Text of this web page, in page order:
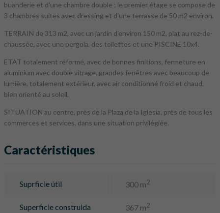
buanderie et d'une chambre double ; le premier étage se compose de
3 chambres suites avec dressing et d'une terrasse de 50 m2 environ.
TERRAIN de 313 m2, avec un jardin d'environ 150 m2, plat au rez-de-
chaussée, avec une pergola, des toilettes et une PISCINE 10x4.
ETAT totalement réformé, avec de bonnes finitions, fermeture en
aluminium avec double vitrage, grandes fenêtres avec beaucoup de
lumière, totalement extérieur, avec air conditionné froid et chaud,
bien orienté au soleil.
SITUATION au centre, près de la Plaza de la Iglesia, près de tous les
commerces et services, dans une situation privilégiée.
Caractéristiques
Suprficie útil 300 m2
Superficie construida 367 m2